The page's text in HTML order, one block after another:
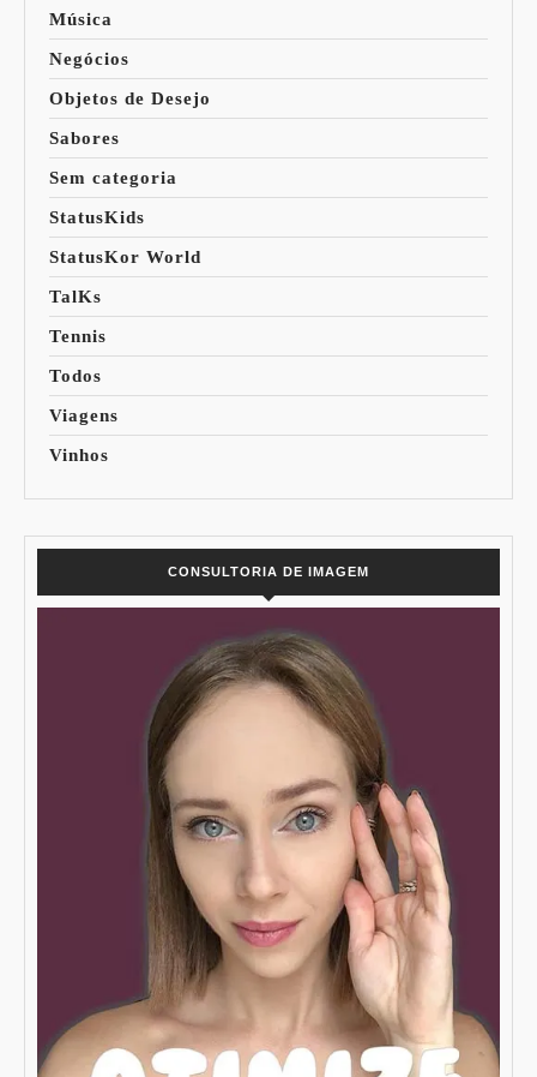
Música
Negócios
Objetos de Desejo
Sabores
Sem categoria
StatusKids
StatusKor World
TalKs
Tennis
Todos
Viagens
Vinhos
CONSULTORIA DE IMAGEM